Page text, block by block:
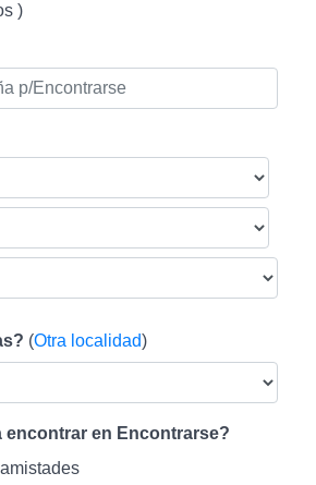
)
(Otra localidad)
encontrar en Encontrarse?